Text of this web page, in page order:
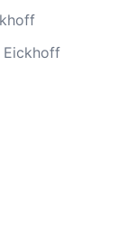
Eickhoff